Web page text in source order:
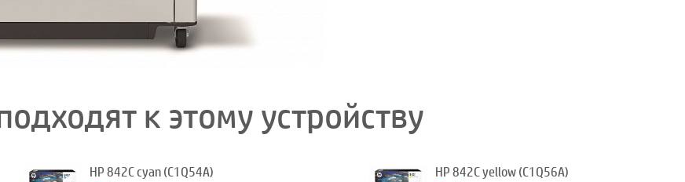
к этому устройству
HP 842C cyan (C1Q54A)
HP 842C yellow (C1Q56A)